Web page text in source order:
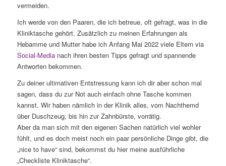
vermeiden.
Ich werde von den Paaren, die ich betreue, oft gefragt, was in die
Kliniktasche gehört. Zusätzlich zu meinen Erfahrungen als
Hebamme und Mutter habe ich Anfang Mai 2022 viele Eltern via
Social-Medianach ihren besten Tipps gefragt und spannende
Antworten bekommen.
Zu deiner ultimativen Entstressung kann ich dir aber schon mal
sagen, dass du zur Not auch einfach ohne Tasche kommen
kannst. Wir haben nämlich in der Klinik alles, vom Nachthemd
über Duschzeug, bis hin zur Zahnbürste, vorrätig.
Aber da man sich mit den eigenen Sachen natürlich viel wohler
fühlt, und es doch meist noch ein paar persönliche Dinge gibt, die
„nice to have“ sind, bekommst du hier meine ausführliche
„Checkliste Kliniktasche“.